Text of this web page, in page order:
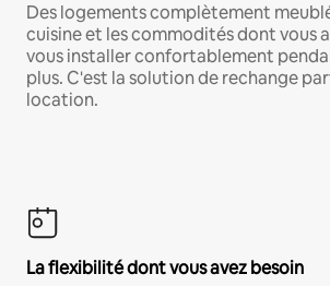
Des logements complètement
cuisine et les commodités dont vous
vous installer confortablement
plus. C'est la solution de rechange
location.
La flexibilité dont vous avez besoin